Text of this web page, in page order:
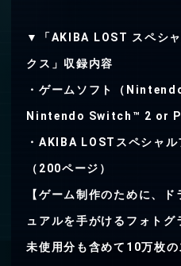
▼「AKIBA LOST スペシ
クス」収録内容
・ゲームソフト（
Nintendo Switch™ 2 or
・AKIBA LOSTスペシャ
（200ページ）
【ゲーム制作のために、
ュアルを手がけるフォトグ
未使用分も含めて10万枚